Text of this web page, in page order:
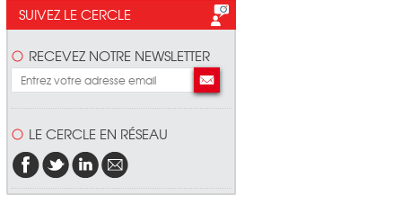
SUIVEZ LE CERCLE
RECEVEZ NOTRE NEWSLETTER
LE CERCLE EN RÉSEAU